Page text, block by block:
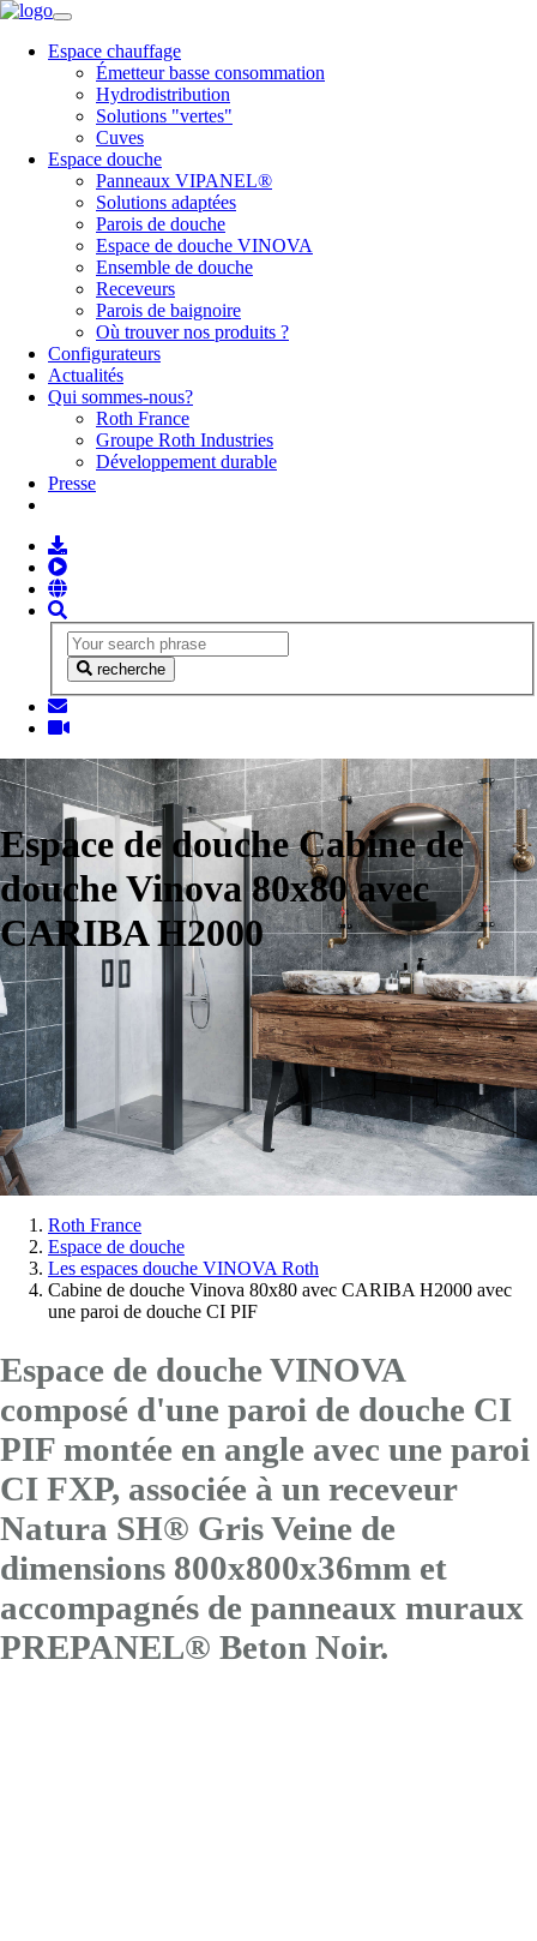
Espace chauffage
Émetteur basse consommation
Hydrodistribution
Solutions "vertes"
Cuves
Espace douche
Panneaux VIPANEL®
Solutions adaptées
Parois de douche
Espace de douche VINOVA
Ensemble de douche
Receveurs
Parois de baignoire
Où trouver nos produits ?
Configurateurs
Actualités
Qui sommes-nous?
Roth France
Groupe Roth Industries
Développement durable
Presse
recherche
Espace de douche Cabine de
douche Vinova 80x80 avec
CARIBA H2000
Vous
êtes
Roth France
Espace de douche
Les espaces douche VINOVA Roth
Cabine de douche Vinova 80x80 avec CARIBA H2000 avec
une paroi de douche CI PIF
Espace de douche VINOVA
composé d'une paroi de douche CI
PIF montée en angle avec une paroi
CI FXP, associée à un receveur
Natura SH® Gris Veine de
dimensions 800x800x36mm et
accompagnés de panneaux muraux
PREPANEL® Beton Noir.